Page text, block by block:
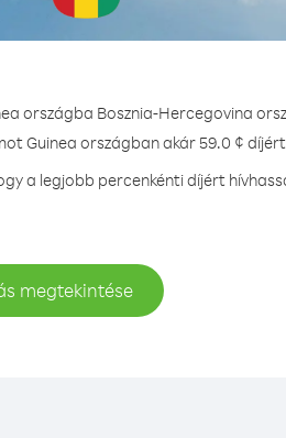
országba Bosznia-Hercegovina
Guinea országban akár 59.0 ¢
a legjobb percenkénti díjért
megtekintése